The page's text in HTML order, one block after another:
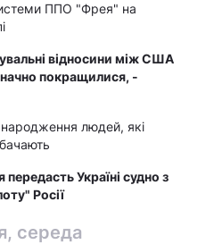
ППО "Фрея" на
відносини між США
покращилися, -
людей, які
передасть Україні судно з
Росії
середа